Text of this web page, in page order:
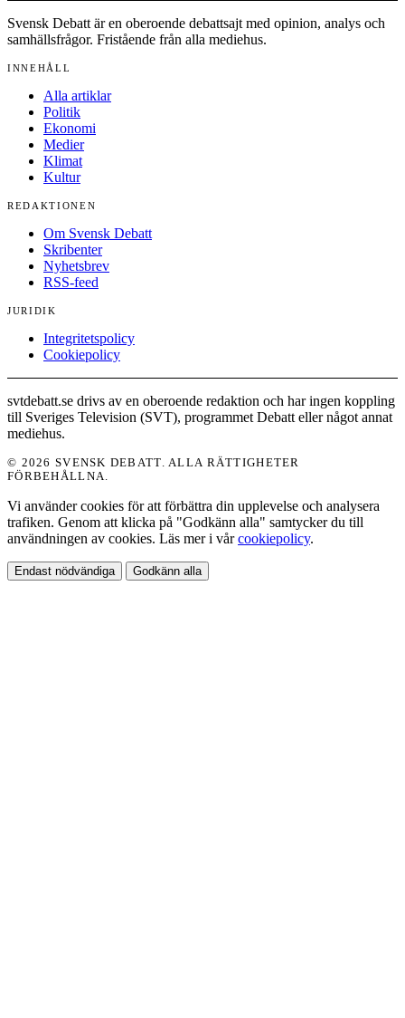
Svensk Debatt är en oberoende debattsajt med opinion, analys och
samhällsfrågor. Fristående från alla mediehus.
INNEHÅLL
Alla artiklar
Politik
Ekonomi
Medier
Klimat
Kultur
REDAKTIONEN
Om Svensk Debatt
Skribenter
Nyhetsbrev
RSS-feed
JURIDIK
Integritetspolicy
Cookiepolicy
svtdebatt.se drivs av en oberoende redaktion och har ingen koppling
till Sveriges Television (SVT), programmet Debatt eller något annat
mediehus.
© 2026 SVENSK DEBATT. ALLA RÄTTIGHETER
FÖRBEHÅLLNA.
Vi använder cookies för att förbättra din upplevelse och analysera
trafiken. Genom att klicka på "Godkänn alla" samtycker du till
användningen av cookies. Läs mer i vårcookiepolicy.
Endast nödvändiga Godkänn alla